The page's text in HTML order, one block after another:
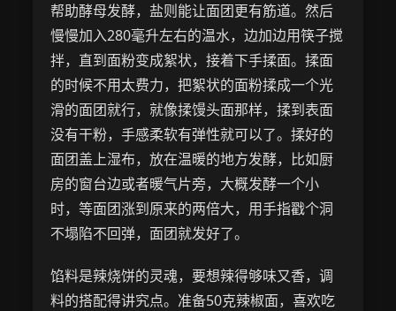
帮助酵母发酵，盐则能让面团更有筋道。然后
慢慢加入280毫升左右的温水，边加边用筷子搅
拌，直到面粉变成絮状，接着下手揉面。揉面
的时候不用太费力，把絮状的面粉揉成一个光
滑的面团就行，就像揉馒头面那样，揉到表面
没有干粉，手感柔软有弹性就可以了。揉好的
面团盖上湿布，放在温暖的地方发酵，比如厨
房的窗台边或者暖气片旁，大概发酵一个小
时，等面团涨到原来的两倍大，用手指戳个洞
不塌陷不回弹，面团就发好了。
馅料是辣烧饼的灵魂，要想辣得够味又香，调
料的搭配得讲究点。准备50克辣椒面，喜欢吃